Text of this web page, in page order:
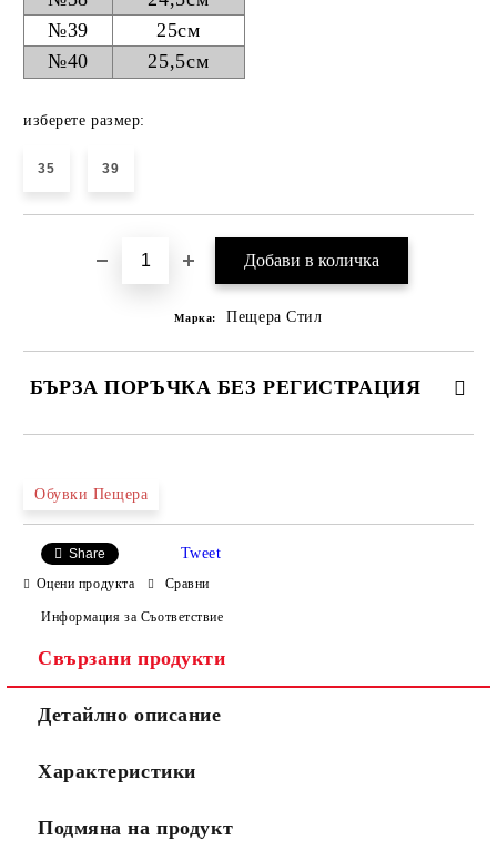
№39
25см
№40
25,5см
изберете размер:
35 39
Марка: Пещера Стил
БЪРЗА ПОРЪЧКА БЕЗ РЕГИСТРАЦИЯ
Ние ще се свържем с вас в рамките на работния ден.
Обувки Пещера
Share Tweet
Оцени продукта Сравни
Информация за Съответствие
Свързани продукти
Детайлно описание
Характеристики
Подмяна на продукт